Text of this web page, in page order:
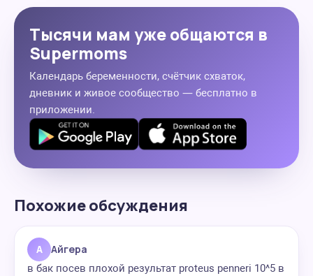
Тысячи мам уже общаются в
Supermoms
Календарь беременности, счётчик схваток,
дневник и живое сообщество — бесплатно в
приложении.
Похожие обсуждения
А Айгера
в бак посев плохой результат proteus penneri 10^5 в